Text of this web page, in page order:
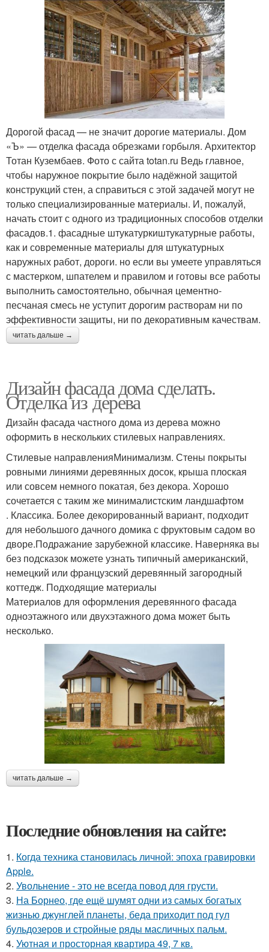
Дорогой фасад — не значит дорогие материалы. Дом
«Ъ» — отделка фасада обрезками горбыля. Архитектор
Тотан Кузембаев. Фото с сайта totan.ru Ведь главное,
чтобы наружное покрытие было надёжной защитой
конструкций стен, а справиться с этой задачей могут не
только специализированные материалы. И, пожалуй,
начать стоит с одного из традиционных способов отделки
фасадов.1. фасадные штукатуркиштукатурные работы,
как и современные материалы для штукатурных
наружных работ, дороги. но если вы умеете управляться
с мастерком, шпателем и правилом и готовы все работы
выполнить самостоятельно, обычная цементно-
песчаная смесь не уступит дорогим растворам ни по
эффективности защиты, ни по декоративным качествам.
читать дальше →
Дизайн фасада дома сделать.
Отделка из дерева
Дизайн фасада частного дома из дерева можно
оформить в нескольких стилевых направлениях.
Стилевые направленияМинимализм. Стены покрыты
ровными линиями деревянных досок, крыша плоская
или совсем немного покатая, без декора. Хорошо
сочетается с таким же минималистским ландшафтом
. Классика. Более декорированный вариант, подходит
для небольшого дачного домика с фруктовым садом во
дворе.Подражание зарубежной классике. Наверняка вы
без подсказок можете узнать типичный американский,
немецкий или французский деревянный загородный
коттедж. Подходящие материалы
Материалов для оформления деревянного фасада
одноэтажного или двухэтажного дома может быть
несколько.
читать дальше →
Последние обновления на сайте:
1. Когда техника становилась личной: эпоха гравировки
Apple.
2. Увольнение - это не всегда повод для грусти.
3. На Борнео, где ещё шумят одни из самых богатых
жизнью джунглей планеты, беда приходит под гул
бульдозеров и стройные ряды масличных пальм.
4. Уютная и просторная квартира 49, 7 кв.